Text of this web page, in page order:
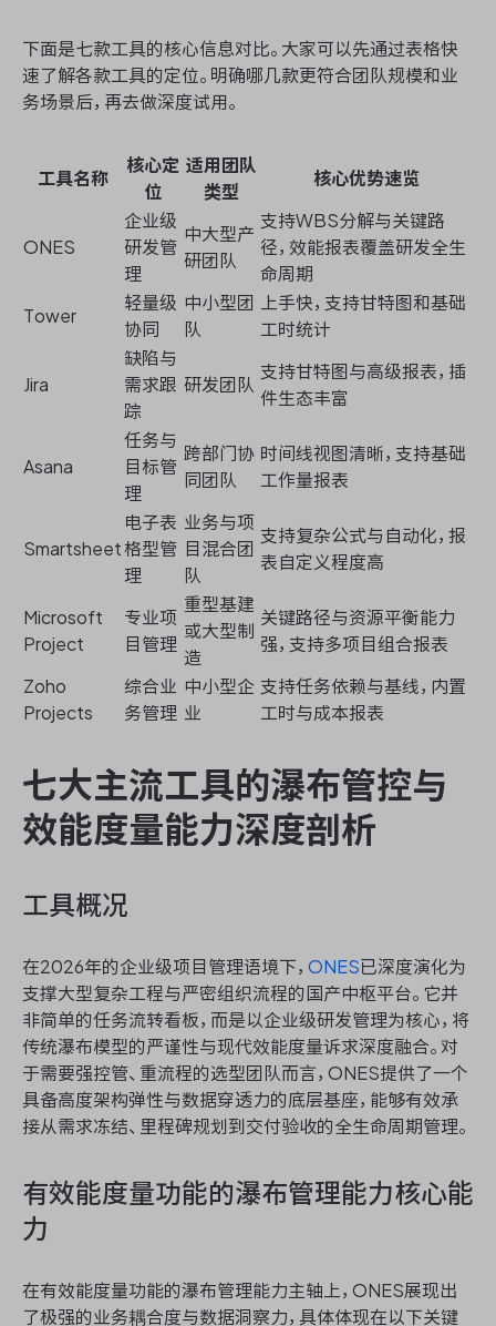
下面是七款工具的核心信息对比。大家可以先通过表格快
速了解各款工具的定位。明确哪几款更符合团队规模和业
务场景后，再去做深度试用。
工具名称
核心定
位
适用团队
类型
核心优势速览
ONES
企业级
研发管
理
中大型产
研团队
支持WBS分解与关键路
径，效能报表覆盖研发全生
命周期
Tower
轻量级
协同
中小型团
队
上手快，支持甘特图和基础
工时统计
Jira
缺陷与
需求跟
踪
研发团队
支持甘特图与高级报表，插
件生态丰富
Asana
任务与
目标管
理
跨部门协
同团队
时间线视图清晰，支持基础
工作量报表
Smartsheet
电子表
格型管
理
业务与项
目混合团
队
支持复杂公式与自动化，报
表自定义程度高
Microsoft
Project
专业项
目管理
重型基建
或大型制
造
关键路径与资源平衡能力
强，支持多项目组合报表
Zoho
Projects
综合业
务管理
中小型企
业
支持任务依赖与基线，内置
工时与成本报表
七大主流工具的瀑布管控与
效能度量能力深度剖析
工具概况
在2026年的企业级项目管理语境下， ONES已深度演化为
支撑大型复杂工程与严密组织流程的国产中枢平台。它并
非简单的任务流转看板，而是以企业级研发管理为核心，将
传统瀑布模型的严谨性与现代效能度量诉求深度融合。对
于需要强控管、重流程的选型团队而言，ONES提供了一个
具备高度架构弹性与数据穿透力的底层基座，能够有效承
接从需求冻结、里程碑规划到交付验收的全生命周期管理。
有效能度量功能的瀑布管理能力核心能
力
在有效能度量功能的瀑布管理能力主轴上，ONES展现出
了极强的业务耦合度与数据洞察力，具体体现在以下关键